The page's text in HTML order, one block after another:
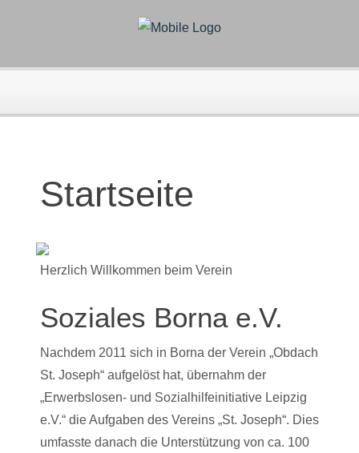
Startseite
Herzlich Willkommen beim Verein
Soziales Borna e.V.
Nachdem 2011 sich in Borna der Verein „Obdach
St. Joseph“ aufgelöst hat, übernahm der
„Erwerbslosen- und Sozialhilfeinitiative Leipzig
e.V.“ die Aufgaben des Vereins „St. Joseph“. Dies
umfasste danach die Unterstützung von ca. 100